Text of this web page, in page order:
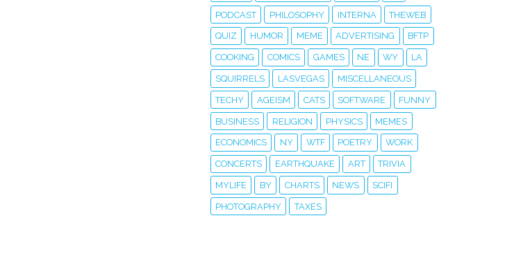
PODCAST PHILOSOPHY INTERNA THEWEB
QUIZ HUMOR MEME ADVERTISING BFTP
COOKING COMICS GAMES NE WY LA
SQUIRRELS LASVEGAS MISCELLANEOUS
TECHY AGEISM CATS SOFTWARE FUNNY
BUSINESS RELIGION PHYSICS MEMES
ECONOMICS NY WTF POETRY WORK
CONCERTS EARTHQUAKE ART TRIVIA
MYLIFE BY CHARTS NEWS SCIFI
PHOTOGRAPHY TAXES